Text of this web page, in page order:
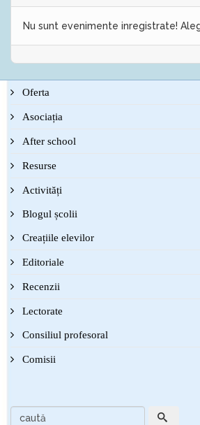
Nu sunt evenimente inregistrate!
Oferta
Asociația
After school
Resurse
Activități
Blogul școlii
Creațiile elevilor
Editoriale
Recenzii
Lectorate
Consiliul profesoral
Comisii